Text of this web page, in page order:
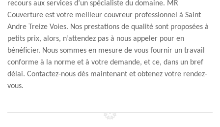
recours aux services d’un spécialiste du domaine. MR
Couverture est votre meilleur couvreur professionnel à Saint
Andre Treize Voies. Nos prestations de qualité sont proposées à
petits prix, alors, n’attendez pas à nous appeler pour en
bénéficier. Nous sommes en mesure de vous fournir un travail
conforme à la norme et à votre demande, et ce, dans un bref
délai. Contactez-nous dès maintenant et obtenez votre rendez-
vous.